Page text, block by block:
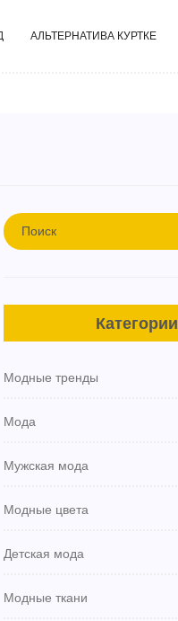
АЛЬТЕРНАТИВА КУРТКЕ
Категории
Модные тренды
Мода
Мужская мода
Модные цвета
Детская мода
Модные ткани